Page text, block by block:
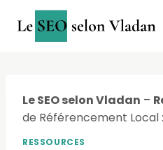
contenu
Le SEO selon Vladan –
de Référencement Local
RESSOURCES